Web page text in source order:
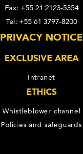
Fax: +55 21 2123-5354
Tel: +55 61 3797-8200
PRIVACY NOTICE
EXCLUSIVE AREA
Intranet
ETHICS
Whistleblower channel
Policies and safeguards